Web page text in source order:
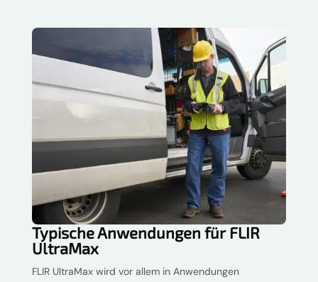
Typische Anwendungen für FLIR
UltraMax
FLIR UltraMax wird vor allem in Anwendungen